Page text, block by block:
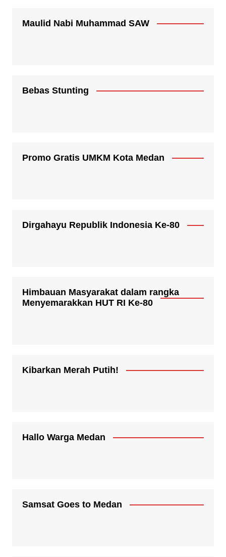
Maulid Nabi Muhammad SAW
Bebas Stunting
Promo Gratis UMKM Kota Medan
Dirgahayu Republik Indonesia Ke-80
Himbauan Masyarakat dalam rangka
Menyemarakkan HUT RI Ke-80
Kibarkan Merah Putih!
Hallo Warga Medan
Samsat Goes to Medan